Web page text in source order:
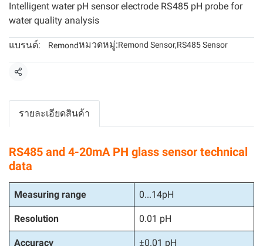
Intelligent water pH sensor electrode RS485 pH probe for
water quality analysis
แบรนด์: Remondหมวดหมู่:Remond Sensor,RS485 Sensor
แชร์
รายละเอียดสินค้า
RS485 and 4-20mA PH glass sensor technical
data
Measuring range 0...14pH
Resolution 0.01 pH
Accuracy ±0.01 pH